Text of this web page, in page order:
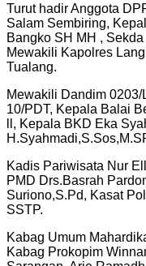
Turut hadir Anggota
Salam Sembiring,
Bangko SH MH ,
Mewakili Kapolres
Tualang.
Mewakili Dandim 0203/
10/PDT, Kepala Balai
ll, Kepala BKD Eka
Kadis Pariwisata Nur
PMD Drs.Basrah
Suriono,S.Pd, Kasat
SSTP.
Kabag Umum
Kabag Prokopim